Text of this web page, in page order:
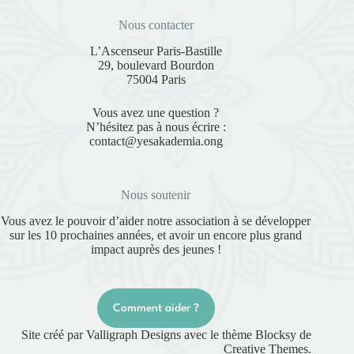
Nous contacter
L’Ascenseur Paris-Bastille
29, boulevard Bourdon
75004 Paris
Vous avez une question ?
N’hésitez pas à nous écrire :
contact@yesakademia.ong
Nous soutenir
Vous avez le pouvoir d’aider notre association à se développer
sur les 10 prochaines années, et avoir un encore plus grand
impact auprès des jeunes !
Comment aider ?
Site créé parValligraph Designs avec le thème Blocksy de
Creative Themes.